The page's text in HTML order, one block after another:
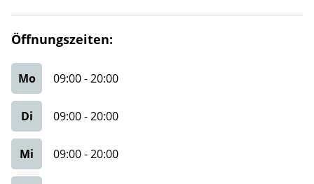
Öffnungszeiten:
Mo 09:00-20:00
Di 09:00-20:00
Mi 09:00-20:00